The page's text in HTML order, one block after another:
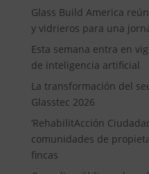
Glass Build America
y vidrieros para una
Esta semana entra en
de inteligencia artificial
La transformación del
Glasstec 2026
‘RehabilitAcción
comunidades de
fincas